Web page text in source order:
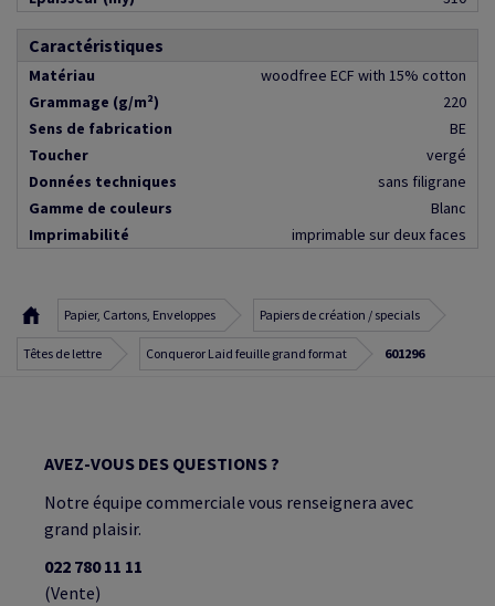
Caractéristiques
Matériau
woodfree ECF with 15% cotton
Grammage (g/m²)
220
Sens de fabrication
BE
Toucher
vergé
Données techniques
sans filigrane
Gamme de couleurs
Blanc
Imprimabilité
imprimable sur deux faces
Papier, Cartons, Enveloppes Papiers de création / specials
Têtes de lettre Conqueror Laid feuille grand format 601296
AVEZ-VOUS DES QUESTIONS ?
Notre équipe commerciale vous renseignera avec
grand plaisir.
022 780 11 11
(Vente)